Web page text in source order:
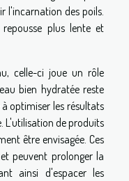
l'incarnation des poils.
plus lente et
celle-ci joue un rôle
bien hydratée reste
optimiser les résultats
L'utilisation de produits
être envisagée. Ces
peuvent prolonger la
ainsi d'espacer les